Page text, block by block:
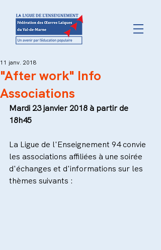
"After work" Info
Associations
11 janv. 2018
Mardi 23 janvier 2018 à partir de
18h45
La Ligue de l'Enseignement 94 convie
les associations affiliées à une soirée
d'échanges et d'informations sur les
thèmes suivants :